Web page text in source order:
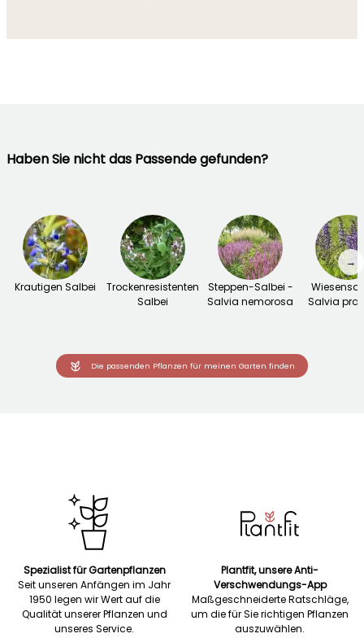
Haben Sie nicht das Passende gefunden?
Krautigen Salbei
Trockenresistenten
Salbei
Steppen-Salbei -
Salvia nemorosa
Salvia
→
Die passenden Pflanzen für meinen Garten finden
Spezialist für Gartenpflanzen
Seit unseren Anfängen im Jahr
1950 legen wir Wert auf die
Qualität unserer Pflanzen und
unseres Service.
Plantfit, unsere Anti-
Verschwendungs-App
Maßgeschneiderte Ratschläge,
um die für Sie richtigen Pflanzen
auszuwählen.